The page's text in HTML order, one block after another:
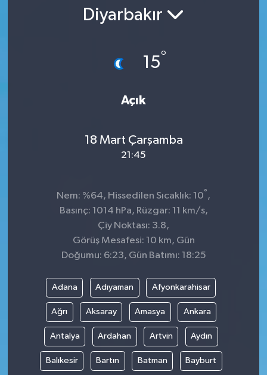
Diyarbakır
15°
Açık
18 Mart Çarşamba
21:45
Nem: %64, Hissedilen Sıcaklık: 10° ,
Basınç: 1014 hPa, Rüzgar: 11 km/s,
Çiy Noktası: 3.8,
Görüş Mesafesi: 10 km, Gün
Doğumu: 6:23, Gün Batımı: 18:25
Adana Adıyaman Afyonkarahisar
Ağrı Aksaray Amasya Ankara
Antalya Ardahan Artvin Aydın
Balıkesir Bartın Batman Bayburt